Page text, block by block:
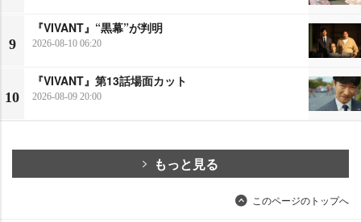
9
『VIVANT』“黒幕”が判明
2026-08-10 06:20
10
『VIVANT』第13話場面カット
2026-08-09 20:00
もっと見る
このページのトップへ